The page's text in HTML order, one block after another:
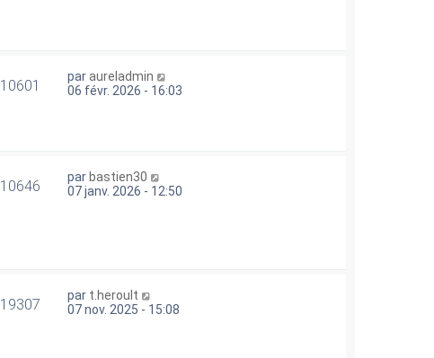
10601 paraureladmin
06 févr. 2026 - 16:03
10646 par bastien30
07 janv. 2026 - 12:50
19307 par t.heroult
07 nov. 2025 - 15:08